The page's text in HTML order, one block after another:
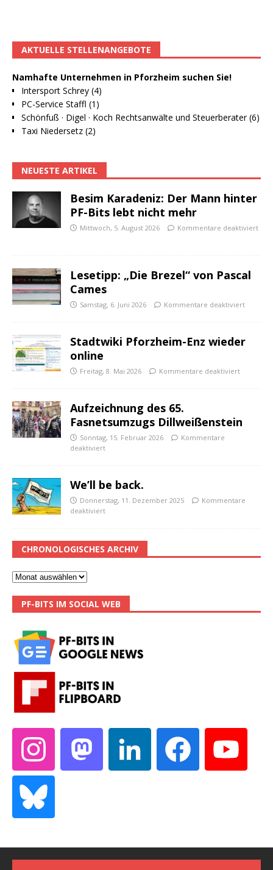
AKTUELLE STELLENANGEBOTE
Namhafte Unternehmen in Pforzheim suchen Sie!
Intersport Schrey (4)
PC-Service Staffl (1)
Schönfuß · Digel · Koch Rechtsanwälte und Steuerberater (6)
Taxi Niedersetz (2)
NEUESTE ARTIKEL
Besim Karadeniz: Der Mann hinter
PF-Bits lebt nicht mehr
Mittwoch, 5. August 2026 Kommentare deaktiviert
Lesetipp: „Die Brezel“ von Pascal
Cames
Samstag, 6. Juni 2026 Kommentare deaktiviert
Stadtwiki Pforzheim-Enz wieder
online
Freitag, 8. Mai 2026 Kommentare deaktiviert
Aufzeichnung des 65.
Fasnetsumzugs Dillweißenstein
Sonntag, 15. Februar 2026
Kommentare
deaktiviert
We’ll be back.
Donnerstag, 11. Dezember 2025
Kommentare
deaktiviert
CHRONOLOGISCHES ARCHIV
PF-BITS IM SOCIAL WEB